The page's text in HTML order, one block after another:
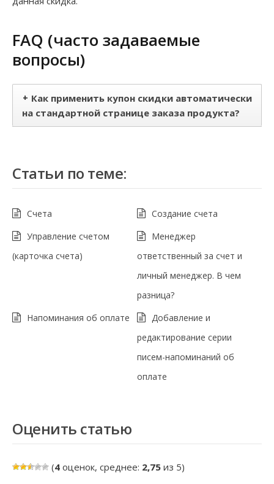
FAQ (часто задаваемые
вопросы)
+ Как применить купон скидки автоматически
на стандартной странице заказа продукта?
Статьи по теме:
Cчета
Создание счета
Управление счетом
(карточка счета)
Менеджер
ответственный за счет и
личный менеджер. В чем
разница?
Напоминания об оплате
Добавление и
редактирование серии
писем-напоминаний об
оплате
Оценить статью
(4 оценок, среднее: 2,75 из 5)